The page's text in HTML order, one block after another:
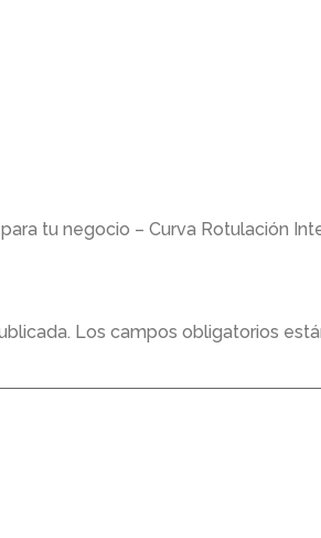
tu negocio – Curva Rotulación
Los campos obligatorios